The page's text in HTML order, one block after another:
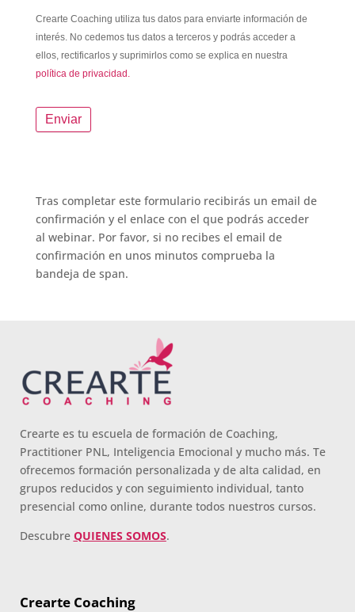
Crearte Coaching utiliza tus datos para enviarte información de
interés. No cedemos tus datos a terceros y podrás acceder a
ellos, rectificarlos y suprimirlos como se explica en nuestra
política de privacidad.
Enviar
Tras completar este formulario recibirás un email de
confirmación y el enlace con el que podrás acceder
al webinar. Por favor, si no recibes el email de
confirmación en unos minutos comprueba la
bandeja de span.
Crearte es tu escuela de formación de Coaching,
Practitioner PNL, Inteligencia Emocional y mucho más. Te
ofrecemos formación personalizada y de alta calidad, en
grupos reducidos y con seguimiento individual, tanto
presencial como online, durante todos nuestros cursos.
Descubre QUIENES SOMOS.
Crearte Coaching